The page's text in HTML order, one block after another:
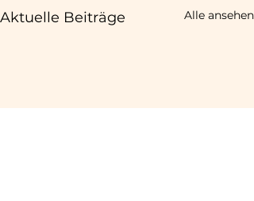
Aktuelle Beiträge Alle ansehen